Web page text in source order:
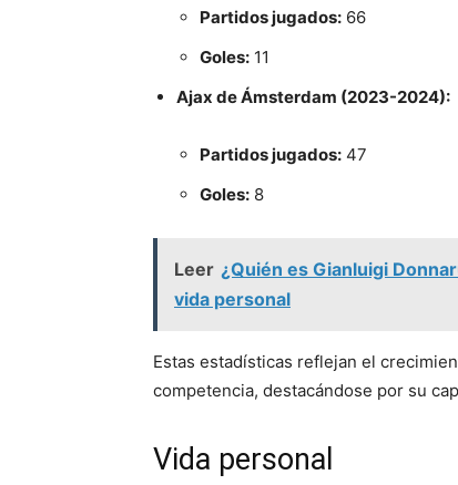
Partidos jugados: 66
Goles: 11
Ajax de Ámsterdam (2023-2024):
Partidos jugados: 47
Goles: 8
Leer ¿Quién es Gianluigi
vida personal
Estas estadísticas reflejan el
competencia, destacándose por su
Vida personal